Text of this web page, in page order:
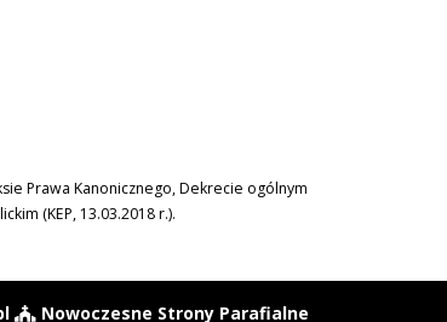
Prawa Kanonicznego, Dekrecie ogólnym
(KEP, 13.03.2018 r.).
Nowoczesne Strony Parafialne